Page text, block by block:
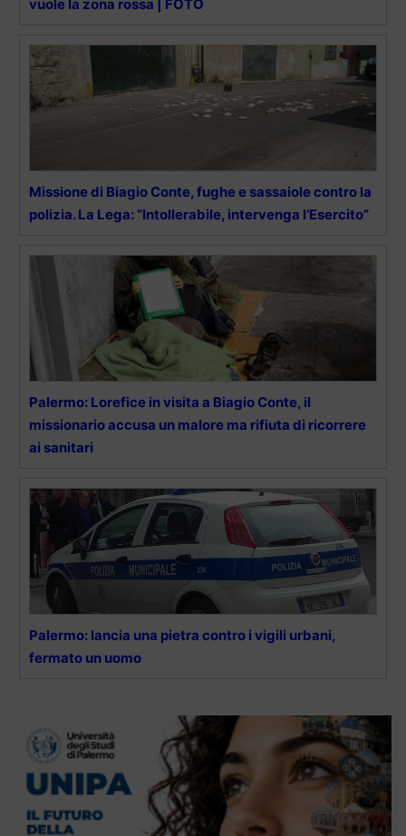
vuole la zona rossa | FOTO
Missione di Biagio Conte, fughe e sassaiole contro la
polizia. La Lega: “Intollerabile, intervenga l’Esercito”
Palermo: Lorefice in visita a Biagio Conte, il
missionario accusa un malore ma rifiuta di ricorrere
ai sanitari
Palermo: lancia una pietra contro i vigili urbani,
fermato un uomo